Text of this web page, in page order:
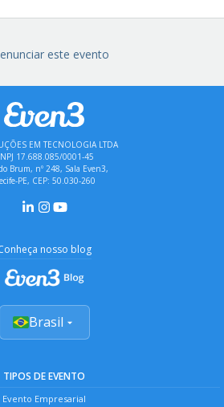
este evento
EM TECNOLOGIA LTDA
17.688.085/0001-45
Brum, nº 248, Sala Even3,
PE, CEP: 50.030-260
nosso blog
Brasil
TIPOS DE EVENTO
Evento Empresarial